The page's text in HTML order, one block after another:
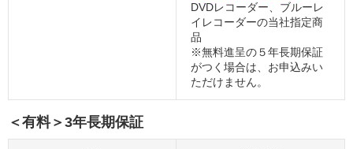
DVDレコーダー、ブルーレ
イレコーダーの当社指定商
品
※無料進呈の５年長期保証
がつく場合は、お申込みい
ただけません。
＜有料＞3年長期保証